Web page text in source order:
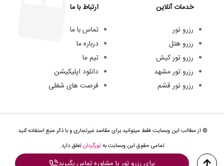
برای رزرو تور یا مشاوره تماس بگیرید
خدمات آنلاین
رزرو تور
رزرو هتل
رزرو تور کیش
رزرو تور مشهد
رزرو تور قشم
ارتباط با ما
تماس با ما
درباره ما
تیم ما
دانلود اپلیکیشن
فرصت های شغلی
© از مطالب این وبسایت فقط میتوانید برای مقاصد غیرتجاری و با ذکر منبع استفاده کنید.
تمامی حقوق این وبسایت بهتورگردانتعلق دارد.